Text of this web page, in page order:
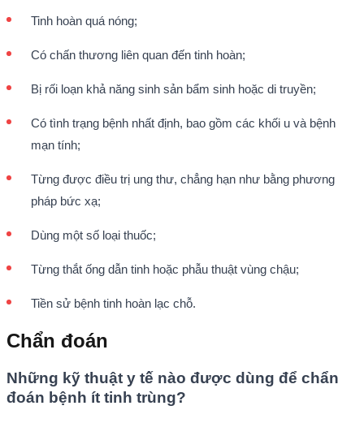
Tinh hoàn quá nóng;
Có chấn thương liên quan đến tinh hoàn;
Bị rối loạn khả năng sinh sản bẩm sinh hoặc di truyền;
Có tình trạng bệnh nhất định, bao gồm các khối u và bệnh
mạn tính;
Từng được điều trị ung thư, chẳng hạn như bằng phương
pháp bức xạ;
Dùng một số loại thuốc;
Từng thắt ống dẫn tinh hoặc phẫu thuật vùng chậu;
Tiền sử bệnh tinh hoàn lạc chỗ.
Chẩn đoán
Những kỹ thuật y tế nào được dùng để chẩn
đoán bệnh ít tinh trùng?